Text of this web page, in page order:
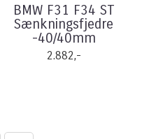
BMW F31 F34 ST
Sænkningsfjedre
-40/40mm
2.882,-